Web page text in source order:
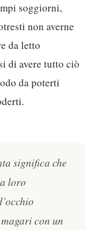
soggiorni,
non averne
da letto
di avere tutto ciò
da poterti
significa che
loro
con un